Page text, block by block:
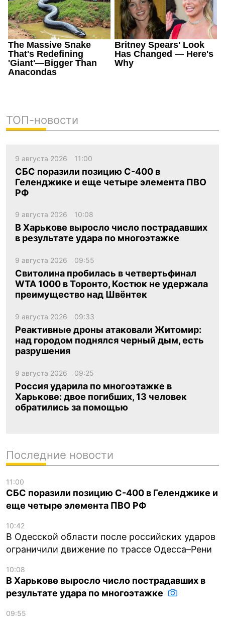
ТОП-новости
9 августа 2026 11:00
СБС поразили позицию С-400 в
Геленджике и еще четыре элемента ПВО
РФ
9 августа 2026 10:08
В Харькове выросло число пострадавших
в результате удара по многоэтажке
9 августа 2026 09:55
Свитолина пробилась в четвертьфинал
WTA 1000 в Торонто, Костюк не удержала
преимущество над Швёнтек
9 августа 2026 09:33
Реактивные дроны атаковали Житомир:
над городом поднялся черный дым, есть
разрушения
9 августа 2026 09:25
Россия ударила по многоэтажке в
Харькове: двое погибших, 13 человек
обратились за помощью
Последние новости
11:00
СБС поразили позицию С-400 в Геленджике и
еще четыре элемента ПВО РФ
10:42
В Одесской области после российских ударов
ограничили движение по трассе Одесса–Рени
10:08
В Харькове выросло число пострадавших в
результате удара по многоэтажке
09:55